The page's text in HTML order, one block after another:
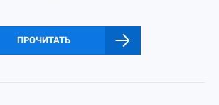
ПРОЧИТАТЬ